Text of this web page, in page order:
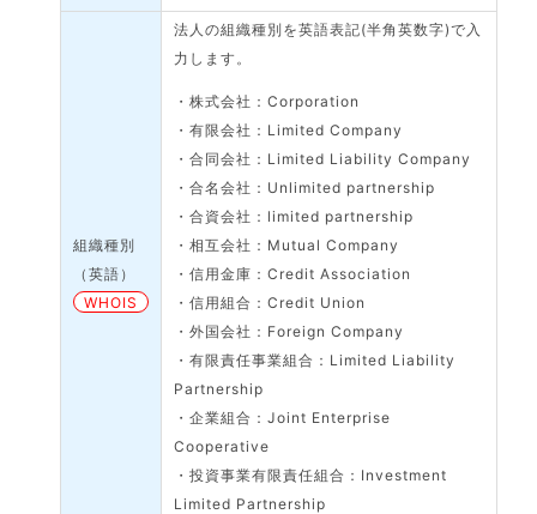
組織種別
（英語）
WHOIS
法人の組織種別を英語表記(半角英数字)で入
力します。
・株式会社：Corporation
・有限会社：Limited Company
・合同会社：Limited Liability Company
・合名会社：Unlimited partnership
・合資会社：limited partnership
・相互会社：Mutual Company
・信用金庫：Credit Association
・信用組合：Credit Union
・外国会社：Foreign Company
・有限責任事業組合：Limited Liability
Partnership
・企業組合：Joint Enterprise
Cooperative
・投資事業有限責任組合：Investment
Limited Partnership